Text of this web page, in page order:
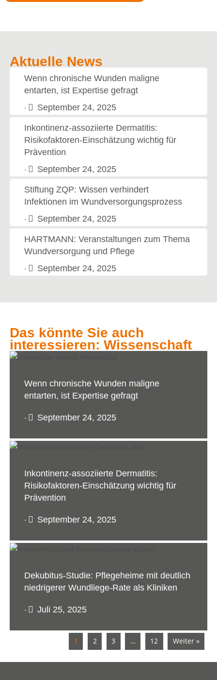
Aktuelle News
Wenn chronische Wunden maligne
entarten, ist Expertise gefragt
• September 24, 2025
Inkontinenz-assoziierte Dermatitis:
Risikofaktoren-Einschätzung wichtig für
Prävention
• September 24, 2025
Stiftung ZQP: Wissen verhindert
Infektionen im Wundversorgungsprozess
• September 24, 2025
HARTMANN: Veranstaltungen zum Thema
Wundversorgung und Pflege
• September 24, 2025
Das könnte Sie auch
interessieren: Wissenschaft
Wenn chronische Wunden maligne
entarten, ist Expertise gefragt
• September 24, 2025
Inkontinenz-assoziierte Dermatitis:
Risikofaktoren-Einschätzung wichtig für
Prävention
• September 24, 2025
Dekubitus-Studie: Pflegeheime mit deutlich
niedrigerer Wundliege-Rate als Kliniken
• Juli 25, 2025
1 2 3 … 12 Weiter »